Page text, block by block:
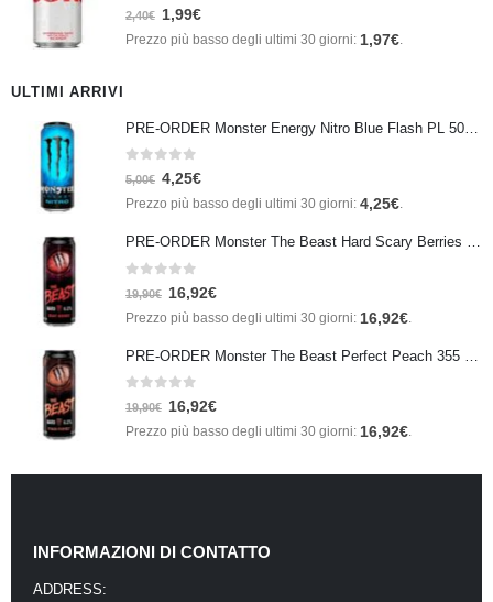
Su 5
2,40€ 1,99€
Prezzo più basso degli ultimi 30 giorni: 1,97€.
ULTIMI ARRIVI
Su 5
5,00€ 4,25€
Prezzo più basso degli ultimi 30 giorni: 4,25€.
PRE-ORDER Monster The Beast Hard Scary Berries 355 ml IN ARRIVO ENTRO IL 21 SETTEMBRE
Su 5
19,90€ 16,92€
Prezzo più basso degli ultimi 30 giorni: 16,92€.
Su 5
19,90€ 16,92€
Prezzo più basso degli ultimi 30 giorni: 16,92€.
INFORMAZIONI DI CONTATTO
ADDRESS: